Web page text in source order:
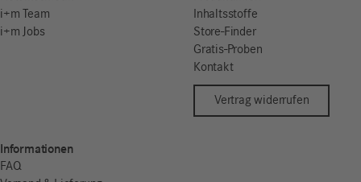
i+m Team
i+m Jobs
Inhaltsstoffe
Store-Finder
Gratis-Proben
Kontakt
Vertrag widerrufen
Informationen
FAQ